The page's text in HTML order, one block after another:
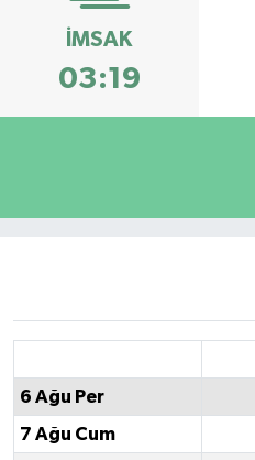
İMSAK
03:19
6 Ağu Per
7 Ağu Cum